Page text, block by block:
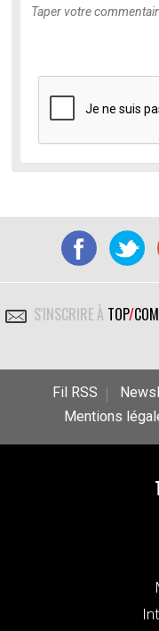
S'INSCRIRE À TOP/COM
Fil RSS
Mentions